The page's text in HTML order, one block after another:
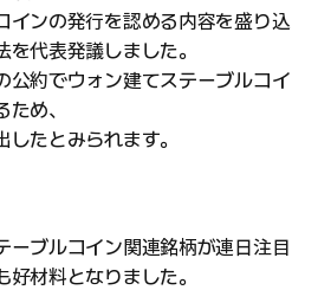
インの発行を認める内容を盛り込
代表発議しました。
公約でウォン建てステーブルコイ
め、
たとみられます。
ーブルコイン関連銘柄が連日注目
材料となりました。